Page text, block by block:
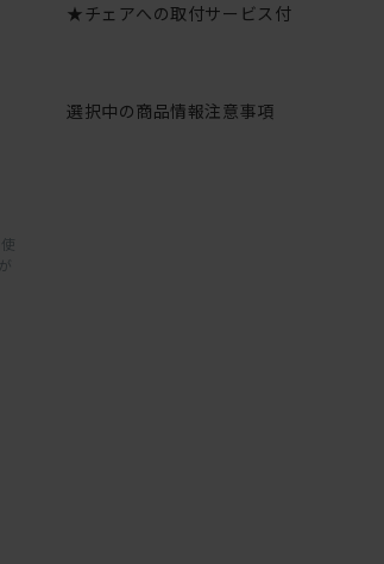
★チェアへの取付サービス付
選択中の商品情報注意事項